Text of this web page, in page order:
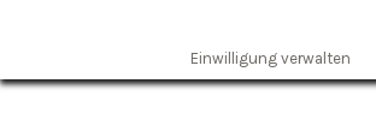
Einwilligung verwalten